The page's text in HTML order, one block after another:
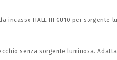
incasso FIALE III GU10 per
senza sorgente luminosa.